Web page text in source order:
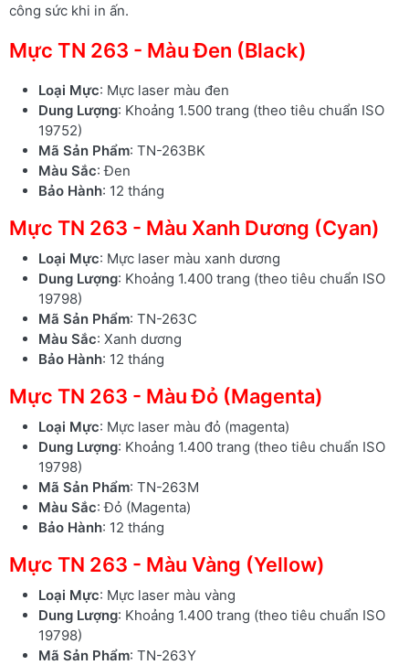
công sức khi in ấn.
Mực TN 263 - Màu Đen (Black)
Loại Mực: Mực laser màu đen
Dung Lượng: Khoảng 1.500 trang (theo tiêu chuẩn ISO
19752)
Mã Sản Phẩm: TN-263BK
Màu Sắc: Đen
Bảo Hành: 12 tháng
Mực TN 263 - Màu Xanh Dương (Cyan)
Loại Mực: Mực laser màu xanh dương
Dung Lượng: Khoảng 1.400 trang (theo tiêu chuẩn ISO
19798)
Mã Sản Phẩm: TN-263C
Màu Sắc: Xanh dương
Bảo Hành: 12 tháng
Mực TN 263 - Màu Đỏ (Magenta)
Loại Mực: Mực laser màu đỏ (magenta)
Dung Lượng: Khoảng 1.400 trang (theo tiêu chuẩn ISO
19798)
Mã Sản Phẩm: TN-263M
Màu Sắc: Đỏ (Magenta)
Bảo Hành: 12 tháng
Mực TN 263 - Màu Vàng (Yellow)
Loại Mực: Mực laser màu vàng
Dung Lượng: Khoảng 1.400 trang (theo tiêu chuẩn ISO
19798)
Mã Sản Phẩm: TN-263Y